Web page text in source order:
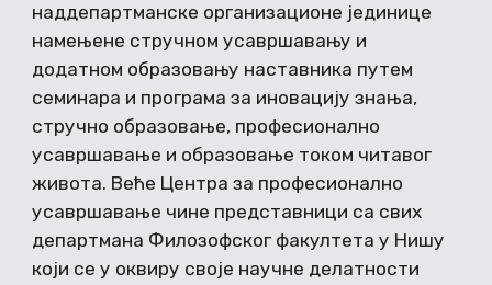
наддепартманске организационе јединице
намењене стручном усавршавању и
додатном образовању наставника путем
семинара и програма за иновацију знања,
стручно образовање, професионално
усавршавање и образовање током читавог
живота. Веће Центра за професионално
усавршавање чине представници са свих
департмана Филозофског факултета у Нишу
који се у оквиру своје научне делатности